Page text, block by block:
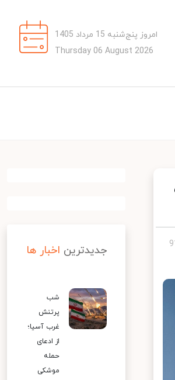
امروز پنج‌شنبه 15 مرداد 1405
Thursday 06 August 2026
جدیدترین اخبار ها
شب
پرتنش
غرب آسیا؛
از ادعای
حمله
موشکی